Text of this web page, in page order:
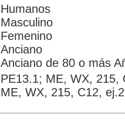
Humanos
Masculino
Femenino
Anciano
Anciano de 80 o más
PE13.1; ME, WX, 215,
ME, WX, 215, C12,